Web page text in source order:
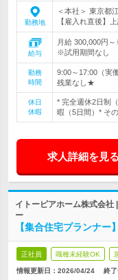
勤務地
＜本社＞ 東京都
【雇入れ直後】
給与
月給 300,000円
※試用期間なし
勤務
時間
9:00～17:00（実
残業なし★
休日
休暇
* 完全週休2日制
暇（5日間）* そ
求人詳細を見る
イトーピアホーム株式会社
ー
【集合住宅プランナー
正社員 職種未経験OK
情報更新日：2026/04/24 終了